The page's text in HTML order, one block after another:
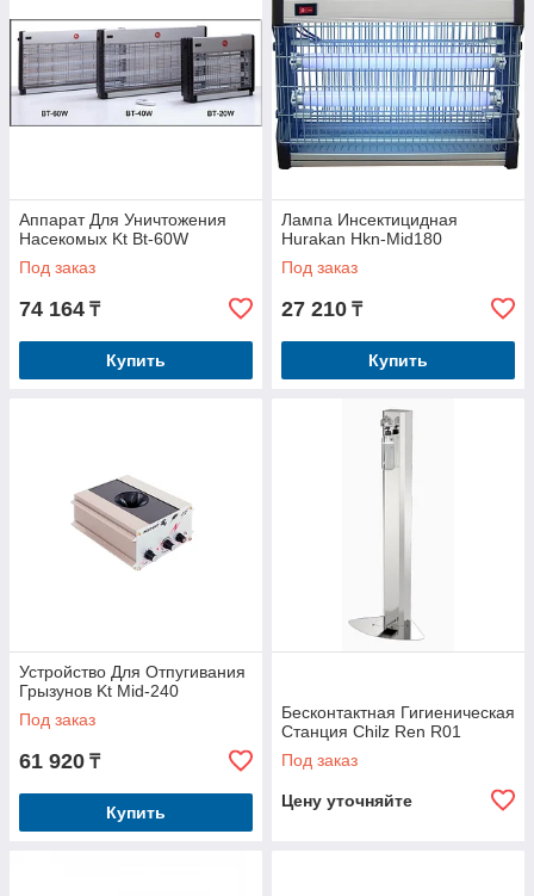
Аппарат Для Уничтожения
Насекомых Kt Bt-60W
Под заказ
74 164 ₸
Купить
Лампа Инсектицидная
Hurakan Hkn-Mid180
Под заказ
27 210 ₸
Купить
Устройство Для Отпугивания
Грызунов Kt Mid-240
Под заказ
61 920 ₸
Купить
Бесконтактная Гигиеническая
Станция Chilz Ren R01
Под заказ
Цену уточняйте